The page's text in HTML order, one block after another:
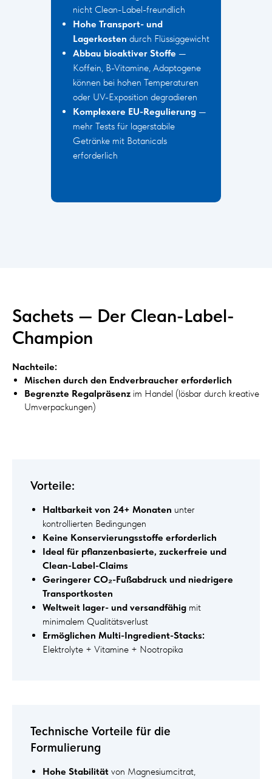
nicht Clean-Label-freundlich
Hohe Transport- und
Lagerkosten durch Flüssiggewicht
Abbau bioaktiver Stoffe —
Koffein, B-Vitamine, Adaptogene
können bei hohen Temperaturen
oder UV-Exposition degradieren
Komplexere EU-Regulierung —
mehr Tests für lagerstabile
Getränke mit Botanicals
erforderlich
Sachets — Der Clean-Label-
Champion
Nachteile:
Mischen durch den Endverbraucher erforderlich
Begrenzte Regalpräsenz im Handel (lösbar durch kreative
Umverpackungen)
Vorteile:
Haltbarkeit von 24+ Monaten unter
kontrollierten Bedingungen
Keine Konservierungsstoffe erforderlich
Ideal für pflanzenbasierte, zuckerfreie und
Clean-Label-Claims
Geringerer CO₂-Fußabdruck und niedrigere
Transportkosten
Weltweit lager- und versandfähig mit
minimalem Qualitätsverlust
Ermöglichen Multi-Ingredient-Stacks:
Elektrolyte + Vitamine + Nootropika
Technische Vorteile für die
Formulierung
Hohe Stabilität von Magnesiumcitrat,